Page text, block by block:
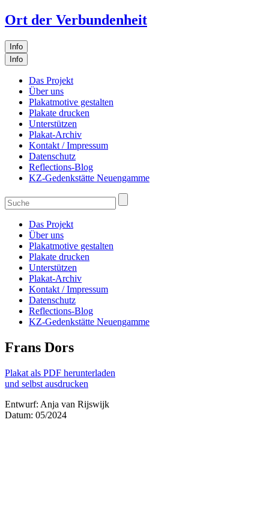
Ort der Verbundenheit
Info
Info
Das Projekt
Über uns
Plakatmotive gestalten
Plakate drucken
Unterstützen
Plakat-Archiv
Kontakt / Impressum
Datenschutz
Reflections-Blog
KZ-Gedenkstätte Neuengamme
Das Projekt
Über uns
Plakatmotive gestalten
Plakate drucken
Unterstützen
Plakat-Archiv
Kontakt / Impressum
Datenschutz
Reflections-Blog
KZ-Gedenkstätte Neuengamme
Frans Dors
Plakat als PDF herunterladen
und selbst ausdrucken
Entwurf: Anja van Rijswijk
Datum: 05/2024